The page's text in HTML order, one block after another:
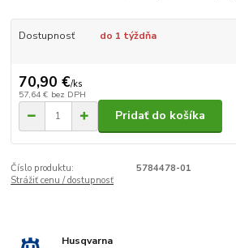
Dostupnosť do 1 týždňa
70,90 €/ks
57,64 € bez DPH
Pridať do košíka
Číslo produktu:
5784478-01
Strážiť cenu / dostupnosť
Husqvarna